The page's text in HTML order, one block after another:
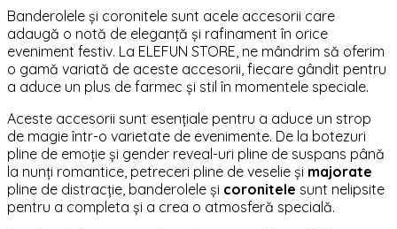
Banderolele și coronitele sunt acele accesorii care
adaugă o notă de eleganță și rafinament în orice
eveniment festiv. La ELEFUN STORE, ne mândrim să oferim
o gamă variată de aceste accesorii, fiecare gândit pentru
a aduce un plus de farmec și stil în momentele speciale.
Aceste accesorii sunt esențiale pentru a aduce un strop
de magie într-o varietate de evenimente. De la botezuri
pline de emoție și gender reveal-uri pline de suspans până
la nunți romantice, petreceri pline de veselie și majorate
pline de distracție, banderolele și coronitele sunt nelipsite
pentru a completa și a crea o atmosferă specială.